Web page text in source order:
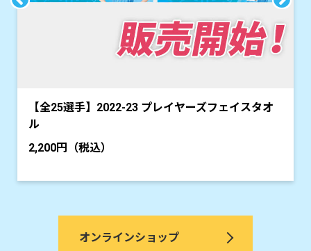
【全25選手】2022-23 プレイヤーズフェイスタオ
ル
2,200円（税込）
オンラインショップ